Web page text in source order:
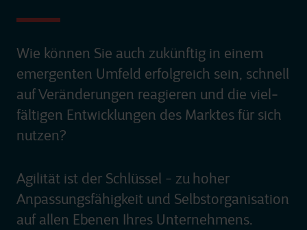
Wie können Sie auch zukünftig in einem
emergenten Umfeld erfolgreich sein, schnell
auf Veränderungen reagieren und die viel­
fältigen Entwicklungen des Marktes für sich
nutzen?
Agilität ist der Schlüssel - zu hoher
Anpassungs­fähigkeit und Selbst­organisation
auf allen Ebenen Ihres Unternehmens.